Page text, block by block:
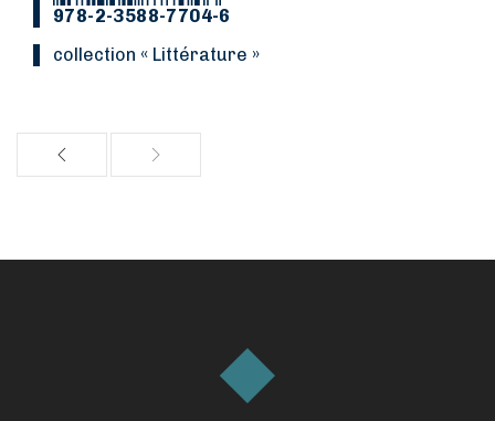
978-2-3588-7704-6
Collection « Littérature »